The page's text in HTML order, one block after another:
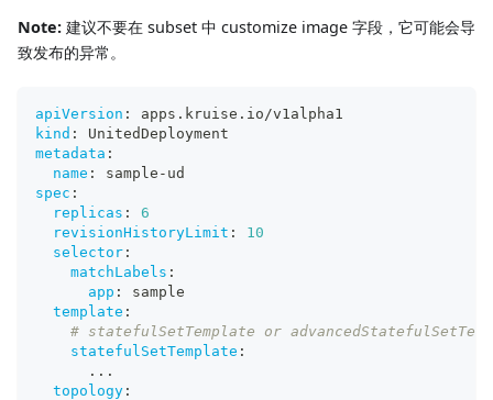
Note: 建议不要在 subset 中 customize image 字段，它可能会导
致发布的异常。
apiVersion :
apps.kruise.io/v1alpha1
kind :
UnitedDeployment
metadata :
name : sample - ud
spec :
replicas :
6
revisionHistoryLimit :
10
selector :
matchLabels :
app :
sample
template :
# statefulSetTemplate or
statefulSetTemplate :
...
topology :